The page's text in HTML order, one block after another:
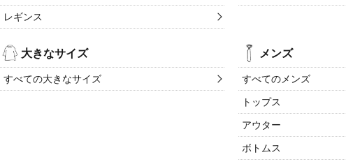
レギンス
大きなサイズ
すべての大きなサイズ
メンズ
すべてのメンズ
トップス
アウター
ボトムス